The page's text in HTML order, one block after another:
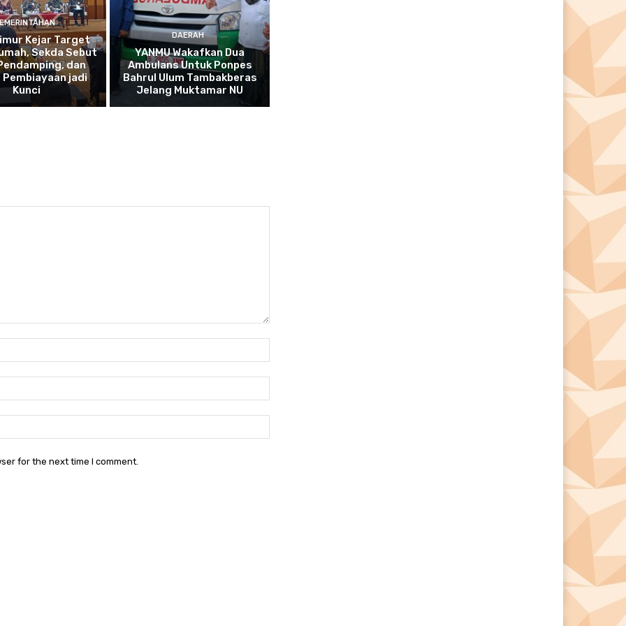
Kejar Target
Sekda Sebut
dan
Pembiayaan jadi
Kunci
DAERAH
YANMU Wakafkan Dua
Ambulans Untuk Ponpes
Bahrul Ulum Tambakberas
Jelang Muktamar NU
for the next time I comment.